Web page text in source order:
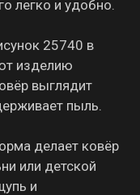
легко и удобно.
25740 в
изделию
выглядит
пыль.
делает ковёр
или детской
и